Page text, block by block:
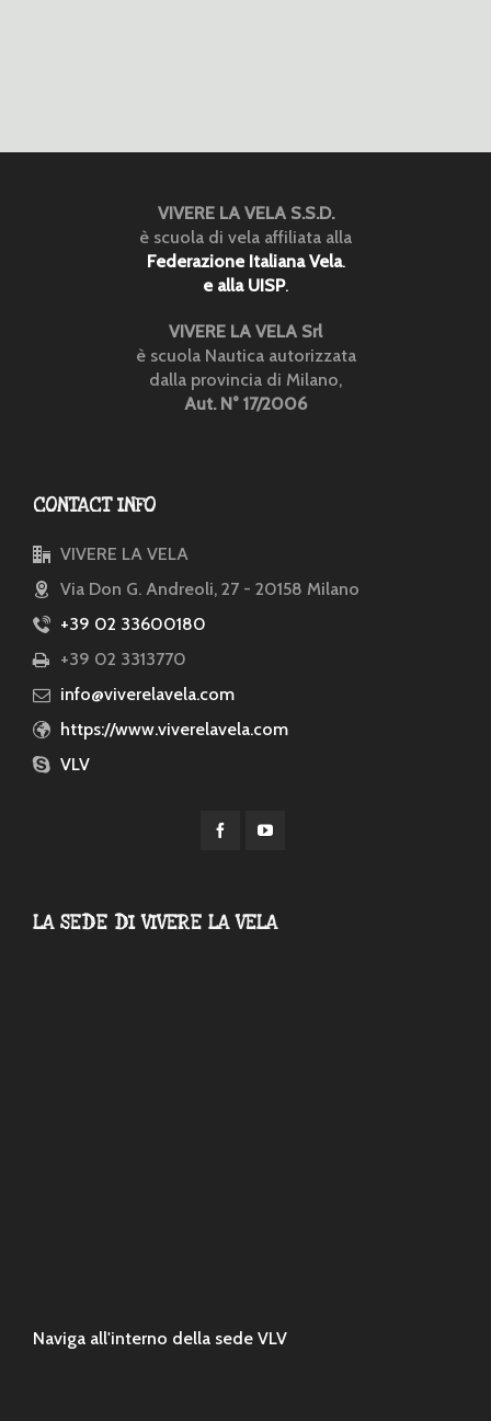
VIVERE LA VELA S.S.D.
è scuola di vela affiliata alla
Federazione Italiana Vela.
e alla UISP.
VIVERE LA VELA Srl
è scuola Nautica autorizzata
dalla provincia di Milano,
Aut. N° 17/2006
CONTACT INFO
VIVERE LA VELA
Via Don G. Andreoli, 27 - 20158 Milano
+39 02 33600180
+39 02 3313770
info@viverelavela.com
https://www.viverelavela.com
VLV
LA SEDE DI VIVERE LA VELA
Naviga all'interno della sede VLV